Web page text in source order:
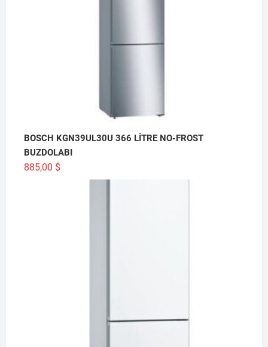
BOSCH KGN39UL30U 366 LİTRE NO-FROST
BUZDOLABI
885,00 $